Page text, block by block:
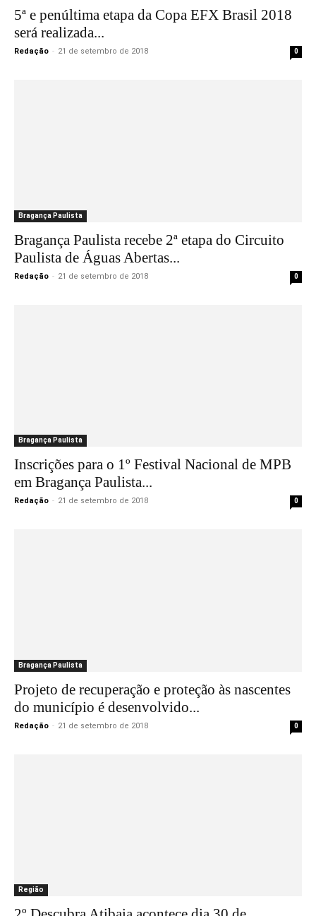
5ª e penúltima etapa da Copa EFX Brasil 2018
será realizada...
Redação - 21 de setembro de 2018 0
Bragança Paulista
Bragança Paulista recebe 2ª etapa do Circuito
Paulista de Águas Abertas...
Redação - 21 de setembro de 2018 0
Bragança Paulista
Inscrições para o 1º Festival Nacional de MPB
em Bragança Paulista...
Redação - 21 de setembro de 2018 0
Bragança Paulista
Projeto de recuperação e proteção às nascentes
do município é desenvolvido...
Redação - 21 de setembro de 2018 0
Região